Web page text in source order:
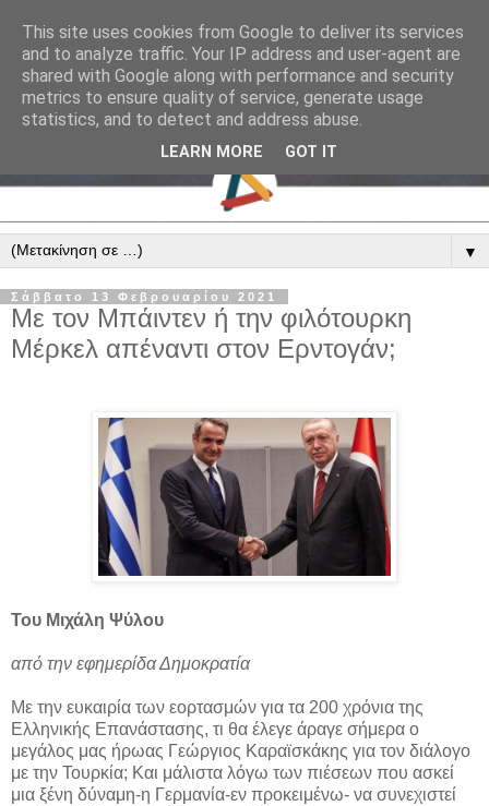
▼
Σάββατο 13 Φεβρουαρίου 2021
Με τον Μπάιντεν ή την φιλότουρκη
Μέρκελ απέναντι στον Ερντογάν;
Του Μιχάλη Ψύλου
από την εφημερίδα Δημοκρατία
Με την ευκαιρία των εορτασμών για τα 200 χρόνια της
Ελληνικής Επανάστασης, τι θα έλεγε άραγε σήμερα ο
μεγάλος μας ήρωας Γεώργιος Καραϊσκάκης για τον διάλογο
με την Τουρκία; Και μάλιστα λόγω των πιέσεων που ασκεί
μια ξένη δύναμη-η Γερμανία-εν προκειμένω- να συνεχιστεί
This site uses cookies from Google to deliver its services
and to analyze traffic. Your IP address and user-agent are
shared with Google along with performance and security
metrics to ensure quality of service, generate usage
statistics, and to detect and address abuse.
LEARN MORE GOT IT